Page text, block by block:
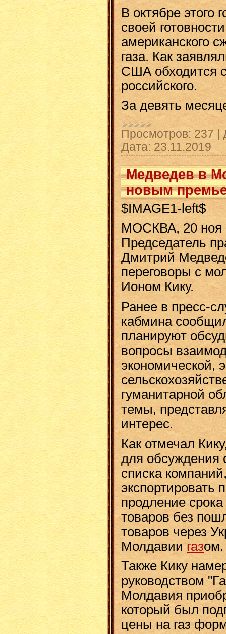
В октябре
своей
американского
газа. Как
США обходится
российского.
За девять
Просмотров: 237
Дата: 23.11.2019
Медведев в
новым
$IMAGE1-left$
МОСКВА, 20 ноя
Председатель
Дмитрий
переговоры с
Ионом Кику.
Ранее в пресс-
кабмина
планируют
вопросы
экономической,
гуманитарной
темы,
интерес​​​.
Как отмечал
для обсуждения
списка
экспортировать
продление
товаров без
товаров через
Молдавиигазом.
Также Кику
руководством
Молдавия
который был
цены на газ